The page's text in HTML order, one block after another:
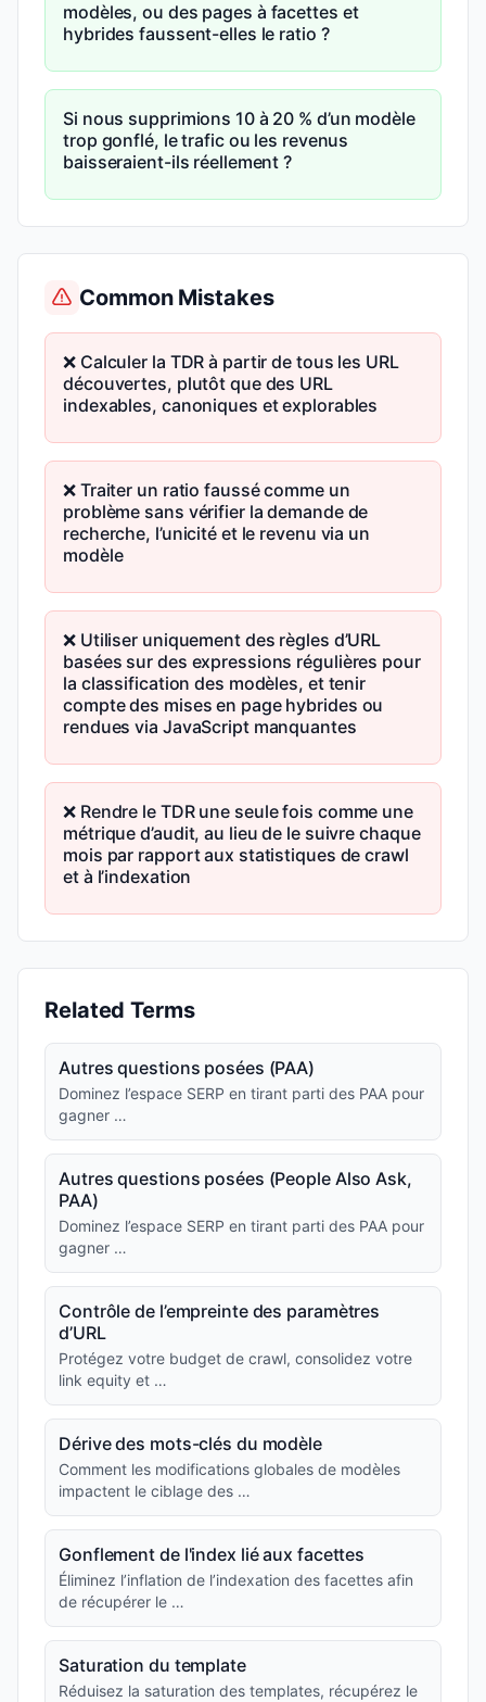
modèles, ou des pages à facettes et
hybrides faussent-elles le ratio ?
Si nous supprimions 10 à 20 % d’un modèle
trop gonflé, le trafic ou les revenus
baisseraient-ils réellement ?
Common Mistakes
❌ Calculer la TDR à partir de tous les URL
découvertes, plutôt que des URL
indexables, canoniques et explorables
❌ Traiter un ratio faussé comme un
problème sans vérifier la demande de
recherche, l’unicité et le revenu via un
modèle
❌ Utiliser uniquement des règles d’URL
basées sur des expressions régulières pour
la classification des modèles, et tenir
compte des mises en page hybrides ou
rendues via JavaScript manquantes
❌ Rendre le TDR une seule fois comme une
métrique d’audit, au lieu de le suivre chaque
mois par rapport aux statistiques de crawl
et à l’indexation
Related Terms
Autres questions posées (PAA)
Dominez l’espace SERP en tirant parti des PAA pour
gagner …
Autres questions posées (People Also Ask,
PAA)
Dominez l’espace SERP en tirant parti des PAA pour
gagner …
Contrôle de l’empreinte des paramètres
d’URL
Protégez votre budget de crawl, consolidez votre
link equity et …
Dérive des mots-clés du modèle
Comment les modifications globales de modèles
impactent le ciblage des …
Gonflement de l'index lié aux facettes
Éliminez l’inflation de l’indexation des facettes afin
de récupérer le …
Saturation du template
Réduisez la saturation des templates, récupérez le